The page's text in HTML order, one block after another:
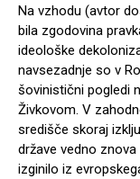
Na vzhodu (avtor
bila zgodovina
ideološke
navsezadnje so v
šovinistični pogledi
Živkovom. V
središče skoraj
države vedno
izginilo iz